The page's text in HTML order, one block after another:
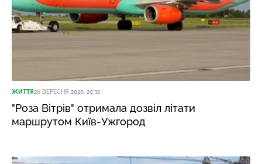
ЖИТТЯ26 ВЕРЕСНЯ 2020, 20:32
"Роза Вітрів" отримала дозвіл літати
маршрутом Київ-Ужгород